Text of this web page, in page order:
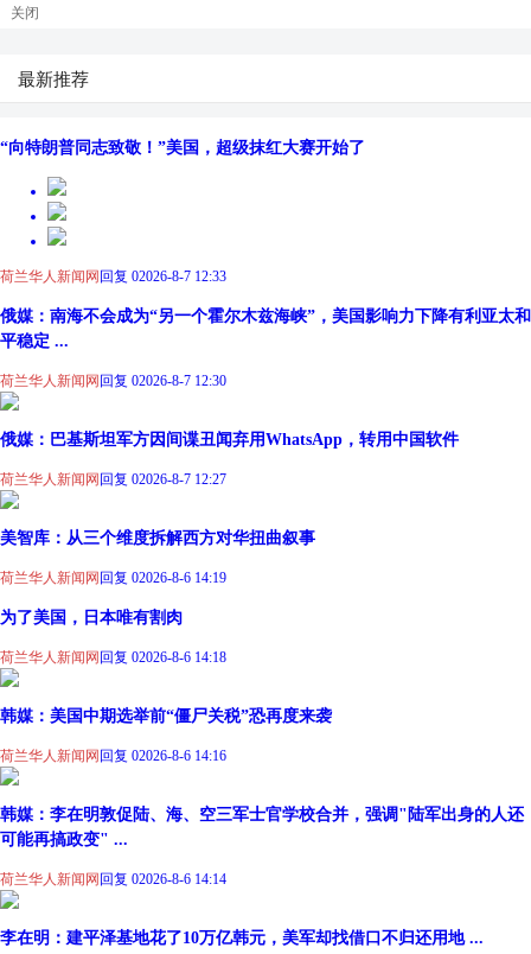
关闭
最新推荐
“向特朗普同志致敬！”美国，超级抹红大赛开始了
荷兰华人新闻网回复 02026-8-7 12:33
俄媒：南海不会成为“另一个霍尔木兹海峡”，美国影响力下降有利亚太和
平稳定 ...
荷兰华人新闻网回复 02026-8-7 12:30
俄媒：巴基斯坦军方因间谍丑闻弃用WhatsApp，转用中国软件
荷兰华人新闻网 回复 02026-8-7 12:27
美智库：从三个维度拆解西方对华扭曲叙事
荷兰华人新闻网 回复 02026-8-6 14:19
为了美国，日本唯有割肉
荷兰华人新闻网 回复 02026-8-6 14:18
韩媒：美国中期选举前“僵尸关税”恐再度来袭
荷兰华人新闻网 回复 02026-8-6 14:16
韩媒：李在明敦促陆、海、空三军士官学校合并，强调"陆军出身的人还
可能再搞政变" ...
荷兰华人新闻网 回复 02026-8-6 14:14
李在明：建平泽基地花了10万亿韩元，美军却找借口不归还用地 ...